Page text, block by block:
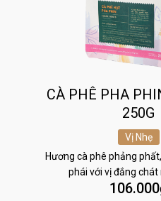
CÀ PHÊ PHA
250G
Vị Nhẹ
Hương cà phê phảng
phái với vị đắng chát
106.000